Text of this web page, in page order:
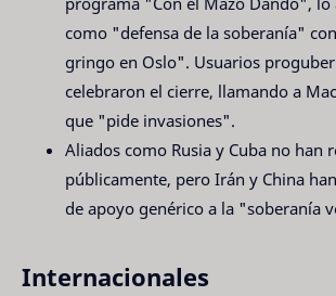
como "defensa de la soberanía"
gringo en Oslo". Usuarios
celebraron el cierre, llamando a
que "pide invasiones".
Aliados como Rusia y Cuba no han
públicamente, pero Irán y China
de apoyo genérico a la "soberanía
Internacionales